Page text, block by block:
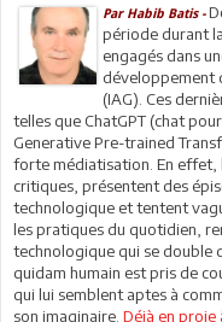
Par Habib Batis -
période durant
engagés dans
développement
(IAG). Ces
telles que ChatGPT (chat
Generative Pre-trained
forte médiatisation. En effet,
critiques, présentent des
technologique et tentent
les pratiques du quotidien,
technologique qui se double
quidam humain est pris de
qui lui semblent aptes à
son imaginaire. Déjà en proie